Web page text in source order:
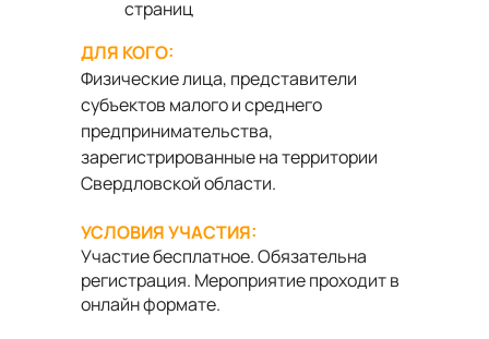
страниц
ДЛЯ КОГО:
Физические лица, представители
субъектов малого и среднего
предпринимательства,
зарегистрированные на территории
Свердловской области.
УСЛОВИЯ УЧАСТИЯ:
Участие бесплатное. Обязательна
регистрация. Мероприятие проходит в
онлайн формате.